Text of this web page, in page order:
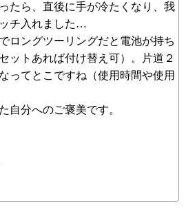
たら、直後に手が冷たくなり、我
チ入れました…
ロングツーリングだと電池が持ち
ットあれば付け替え可）。片道２
ってとこですね（使用時間や使用
自分へのご褒美です。